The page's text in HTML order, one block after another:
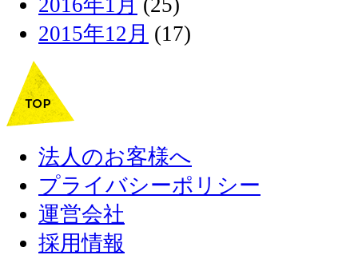
2016年1月 (25)
2015年12月 (17)
法人のお客様へ
プライバシーポリシー
運営会社
採用情報